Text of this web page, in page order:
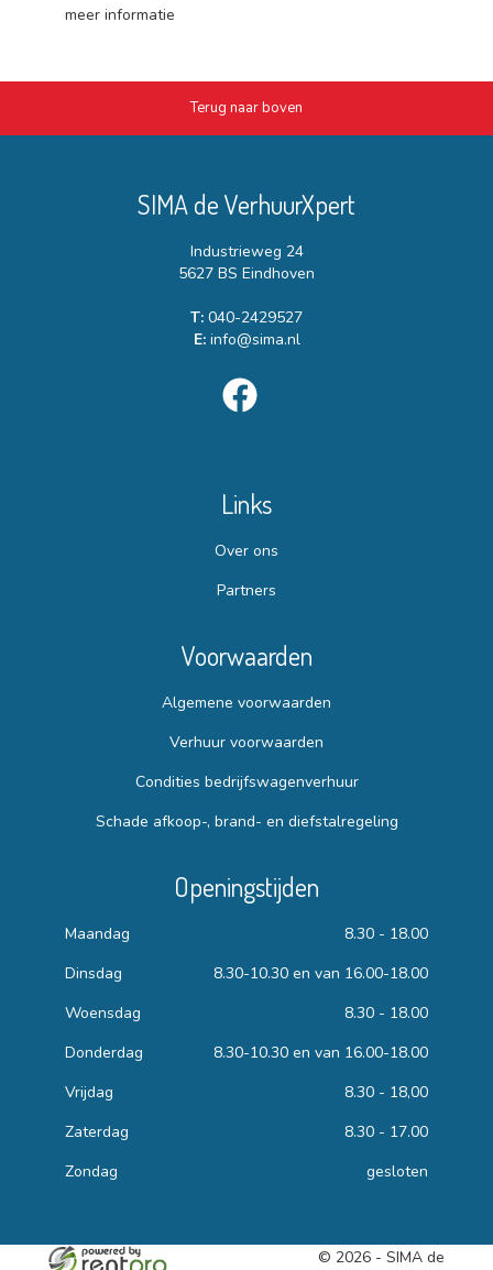
meer informatie
Terug naar boven
SIMA de VerhuurXpert
Industrieweg 24
5627 BS Eindhoven
T: 040-2429527
E: info@sima.nl
Links
Over ons
Partners
Voorwaarden
Algemene voorwaarden
Verhuur voorwaarden
Condities bedrijfswagenverhuur
Schade afkoop-, brand- en diefstalregeling
Openingstijden
Maandag
8.30 - 18.00
Dinsdag
8.30-10.30 en van 16.00-18.00
Woensdag
8.30 - 18.00
Donderdag
8.30-10.30 en van 16.00-18.00
Vrijdag
8.30 - 18,00
Zaterdag
8.30 - 17.00
Zondag
gesloten
© 2026 - SIMA de